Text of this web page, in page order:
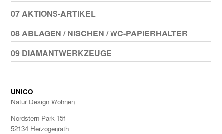
07 AKTIONS-ARTIKEL
08 ABLAGEN / NISCHEN / WC-PAPIERHALTER
09 DIAMANTWERKZEUGE
UNICO
Natur Design Wohnen
Nordstern-Park 15f
52134 Herzogenrath